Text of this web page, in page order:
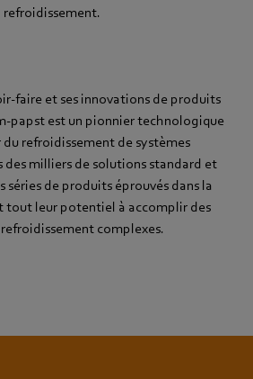
refroidissement.
faire et ses innovations de produits
est un pionnier technologique
du refroidissement de systèmes
des milliers de solutions standard et
séries de produits éprouvés dans la
tout leur potentiel à accomplir des
complexes.